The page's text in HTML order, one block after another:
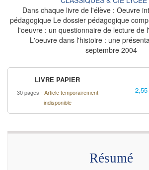
Dans chaque livre de l'élève : Oeuvre
pédagogique Le dossier pédagogique
l'oeuvre : un questionnaire de lecture de
L'oeuvre dans l'histoire : une
septembre 2004
LIVRE PAPIER
30 pages
Article temporairement
indisponible
Résumé